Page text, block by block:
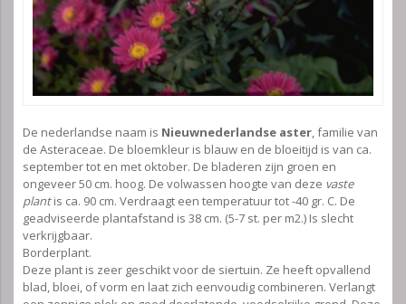
De nederlandse naam is Nieuwnederlandse aster , familie van
de Asteraceae. De bloemkleur is blauw en de bloeitijd is van ca.
september tot en met oktober. De bladeren zijn groen en
ongeveer 50 cm. hoog. De volwassen hoogte van deze vaste
plantis ca. 90 cm. Verdraagt een temperatuur tot -40 gr. C. De
geadviseerde plantafstand is 38 cm. (5-7 st. per m2.) Is slecht
verkrijgbaar.
Borderplant.
Deze plant is zeer geschikt voor de siertuin. Ze heeft opvallend
blad, bloei, of vorm en laat zich eenvoudig combineren. Verlangt